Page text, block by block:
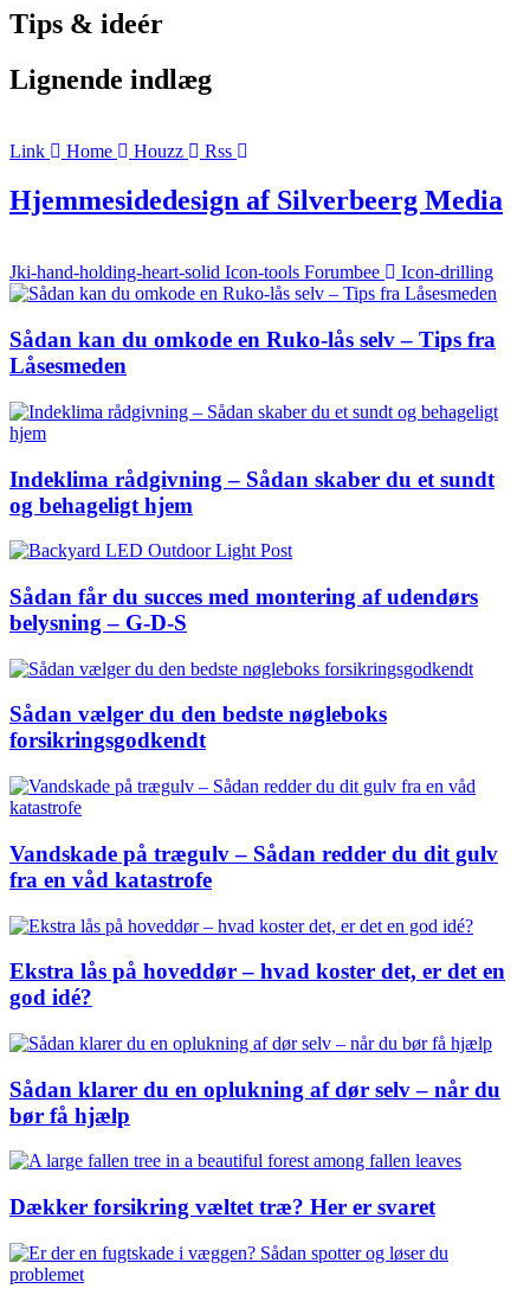
Tips & ideér
Lignende indlæg
Link Home Houzz Rss
Hjemmesidedesign af Silverbeerg Media
Jki-hand-holding-heart-solid Icon-tools Forumbee Icon-drilling
Sådan kan du omkode en Ruko-lås selv – Tips fra
Låsesmeden
Indeklima rådgivning – Sådan skaber du et sundt
og behageligt hjem
Sådan får du succes med montering af udendørs
belysning – G-D-S
Sådan vælger du den bedste nøgleboks
forsikringsgodkendt
Vandskade på trægulv – Sådan redder du dit gulv
fra en våd katastrofe
Ekstra lås på hoveddør – hvad koster det, er det en
god idé?
Sådan klarer du en oplukning af dør selv – når du
bør få hjælp
Dækker forsikring væltet træ? Her er svaret